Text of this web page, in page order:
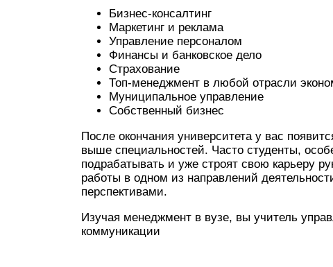
Бизнес-консалтинг
Маркетинг и реклама
Управление персоналом
Финансы и банковское дело
Страхование
Топ-менеджмент в любой отрасли
Муниципальное управление
Собственный бизнес
После окончания университета у вас
выше специальностей. Часто студенты,
подрабатывать и уже строят свою карьеру
работы в одном из направлений
перспективами.
Изучая менеджмент в вузе, вы учитель
коммуникации